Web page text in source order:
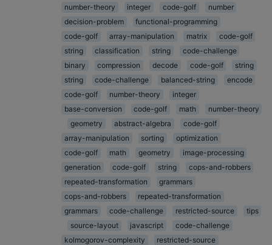
number-theory
integer code-golf
number
decision-problem
functional-programming
code-golf
array-manipulation matrix
code-golf
string
classification string
code-challenge
binary
compression decode code-golf
string
string
code-challenge balanced-string
encode
code-golf
number-theory
integer
base-conversion
code-golf math
number-theory
geometry
abstract-algebra
code-golf
array-manipulation
sorting
optimization
code-golf
math geometry
image-processing
generation
code-golf string
cops-and-robbers
repeated-transformation
grammars
cops-and-robbers
repeated-transformation
grammars
code-challenge restricted-source
tips
source-layout
javascript
code-challenge
kolmogorov-complexity
restricted-source